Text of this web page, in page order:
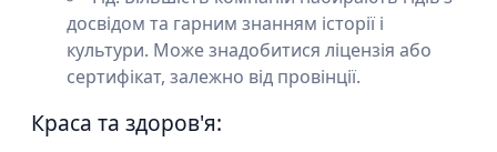
досвідом та гарним знанням історії і
культури. Може знадобитися ліцензія або
сертифікат, залежно від провінції.
Краса та здоров'я: